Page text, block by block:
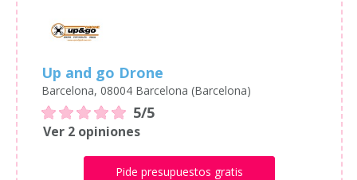
Up and go Drone
Barcelona, 08004 Barcelona (Barcelona)
5/5
Ver 2 opiniones
Pide presupuestos gratis